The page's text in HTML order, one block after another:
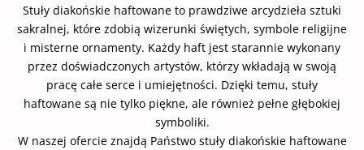
Stuły diakońskie haftowane to prawdziwe arcydzieła sztuki
sakralnej, które zdobią wizerunki świętych, symbole religijne
i misterne ornamenty. Każdy haft jest starannie wykonany
przez doświadczonych artystów, którzy wkładają w swoją
pracę całe serce i umiejętności. Dzięki temu, stuły
haftowane są nie tylko piękne, ale również pełne głębokiej
symboliki.
W naszej ofercie znajdą Państwo stuły diakońskie haftowane